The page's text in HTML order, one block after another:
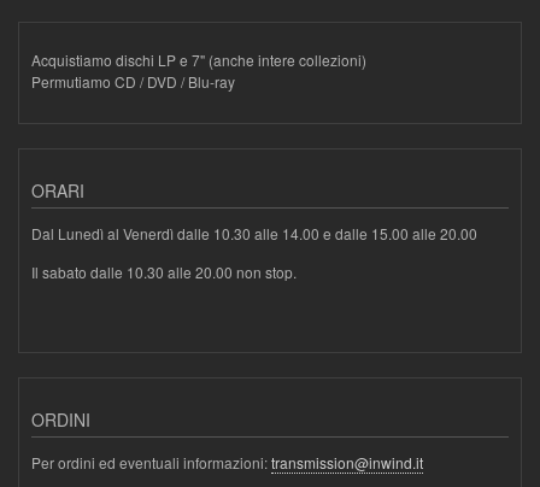
Acquistiamo dischi LP e 7" (anche intere collezioni)
Permutiamo CD / DVD / Blu-ray
ORARI
Dal Lunedì al Venerdì dalle 10.30 alle 14.00 e dalle 15.00 alle 20.00
Il sabato dalle 10.30 alle 20.00 non stop.
ORDINI
Per ordini ed eventuali informazioni:transmission@inwind.it